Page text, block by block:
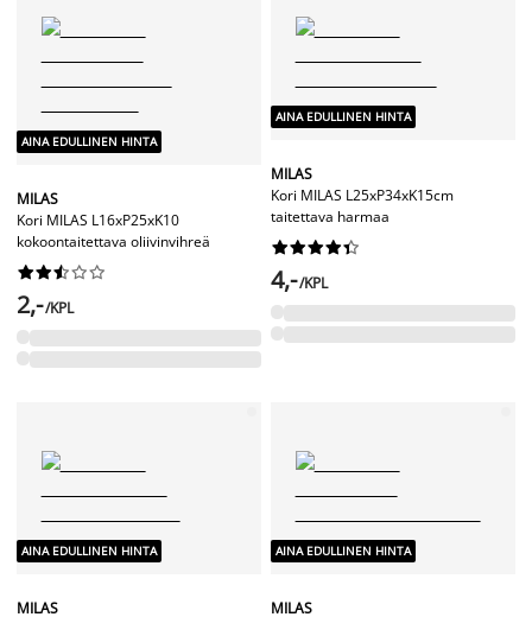
AINA EDULLINEN HINTA
MILAS
Kori MILAS L16xP25xK10
kokoontaitettava oliivinvihreä






2,-/KPL
AINA EDULLINEN HINTA
MILAS
Kori MILAS L25xP34xK15cm
taitettava harmaa






4,-/KPL
AINA EDULLINEN HINTA
MILAS
AINA EDULLINEN HINTA
MILAS